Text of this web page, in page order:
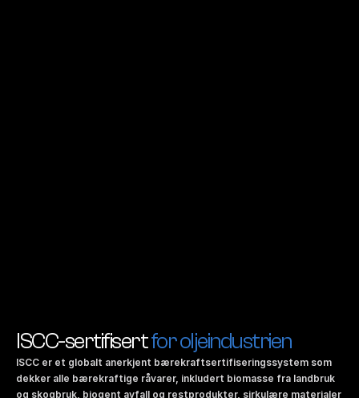
ISCC-sertifisert for oljeindustrien
ISCC er et globalt anerkjent bærekraftsertifiseringssystem som
dekker alle bærekraftige råvarer, inkludert biomasse fra landbruk
og skogbruk, biogent avfall og restprodukter, sirkulære materialer